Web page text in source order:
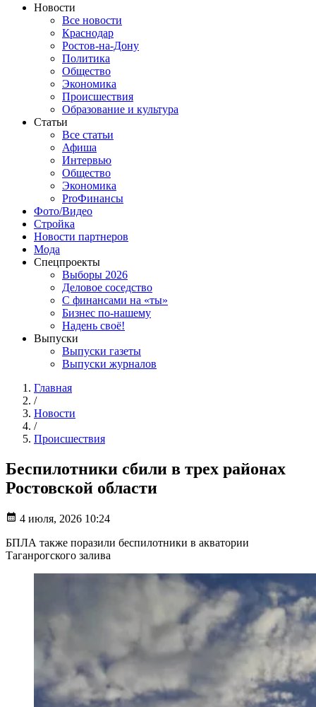
Новости
Все новости
Краснодар
Ростов-на-Дону
Политика
Общество
Экономика
Происшествия
Образование и культура
Статьи
Все статьи
Афиша
Интервью
Общество
Экономика
ProФинансы
Фото/Видео
Стройка
Новости партнеров
Мода
Спецпроекты
Выборы 2026
Деловое соседство
С финансами на «ты»
Бизнес по-нашему
Надень своё!
Выпуски
Выпуски газеты
Выпуски журналов
Главная
/
Новости
/
Происшествия
Беспилотники сбили в трех районах
Ростовской области
4 июля, 2026 10:24
БПЛА также поразили беспилотники в акватории
Таганрогского залива